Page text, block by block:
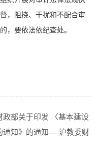
，阻挠、干扰和不配合审
，要依法依纪查处。
政部关于印发 〈基本建设
知》的通知----沪教委财